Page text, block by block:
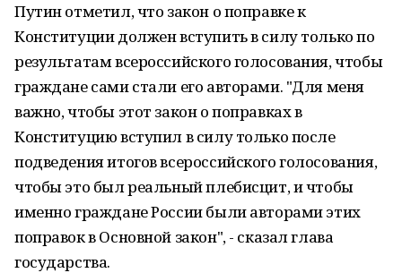
Путин отметил, что закон о поправке к
Конституции должен вступить в силу только по
результатам всероссийского голосования, чтобы
граждане сами стали его авторами. "Для меня
важно, чтобы этот закон о поправках в
Конституцию вступил в силу только после
подведения итогов всероссийского голосования,
чтобы это был реальный плебисцит, и чтобы
именно граждане России были авторами этих
поправок в Основной закон", - сказал глава
государства.